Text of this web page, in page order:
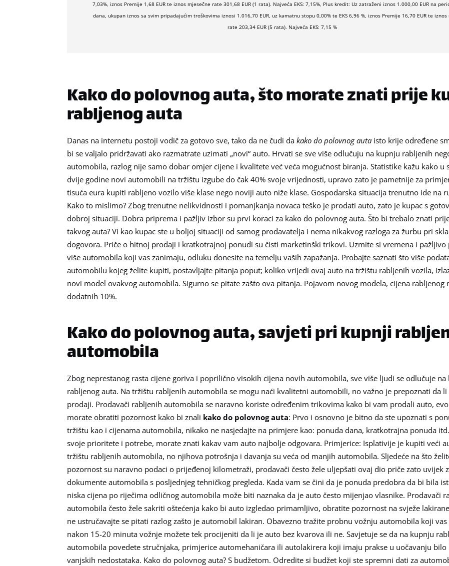
7,03%, iznos Premije 1,68 EUR te iznos mjesečne rate 301,68 EUR (1 rata). Najveća EKS: 7,15%, Plus kredit: Uz zatraženi iznos 1.000,00 EUR na
dana, ukupan iznos sa svim pripadajućim troškovima iznosi 1.016,70 EUR, uz kamatnu stopu 0,00% te EKS 6,96 %, iznos Premije 16,70 EUR te iznos
rate 203,34 EUR (5 rata). Najveća EKS: 7,15 %
Kako do polovnog auta, što morate znati prije
rabljenog auta
Danas na internetu postoji vodič za gotovo sve, tako da ne čudi dakako do polovnog auta isto krije određene
bi se valjalo pridržavati ako razmatrate uzimati „novi“ auto. Hrvati se sve više odlučuju na kupnju rabljenih
automobila, razlog nije samo dobar omjer cijene i kvalitete već veća mogućnost biranja. Statistike kažu kako u
dvije godine novi automobili na tržištu izgube do čak 40% svoje vrijednosti, upravo zato je pametnije za
tisuća eura kupiti rabljeno vozilo više klase nego noviji auto niže klase. Gospodarska situacija trenutno ide na
Kako to mislimo? Zbog trenutne nelikvidnosti i pomanjkanja novaca teško je prodati auto, zato je kupac s
dobroj situaciji. Dobra priprema i pažljiv izbor su prvi koraci za kako do polovnog auta. Što bi trebalo znati
takvog auta? Vi kao kupac ste u boljoj situaciji od samog prodavatelja i nema nikakvog razloga za žurbu pri
dogovora. Priče o hitnoj prodaji i kratkotrajnoj ponudi su čisti marketinški trikovi. Uzmite si vremena i pažljivo
više automobila koji vas zanimaju, odluku donesite na temelju vaših zapažanja. Probajte saznati što više
automobilu kojeg želite kupiti, postavljajte pitanja poput; koliko vrijedi ovaj auto na tržištu rabljenih vozila,
novi model ovakvog automobila. Sigurno se pitate zašto ova pitanja. Pojavom novog modela, cijena rabljenog
dodatnih 10%.
Kako do polovnog auta, savjeti pri kupnji
automobila
Zbog neprestanog rasta cijene goriva i poprilično visokih cijena novih automobila, sve više ljudi se odlučuje na
rabljenog auta. Na tržištu rabljenih automobila se mogu naći kvalitetni automobili, no važno je prepoznati da li
prodaji. Prodavači rabljenih automobila se naravno koriste određenim trikovima kako bi vam prodali auto,
morate obratiti pozornost kako bi znali kako do polovnog auta: Prvo i osnovno je bitno da ste upoznati s
tržištu kao i cijenama automobila, nikako ne nasjedajte na primjere kao: ponuda dana, kratkotrajna ponuda
svoje prioritete i potrebe, morate znati kakav vam auto najbolje odgovara. Primjerice: Isplativije je kupiti veći
tržištu rabljenih automobila, no njihova potrošnja i davanja su veća od manjih automobila. Sljedeće na što
pozornost su naravno podaci o prijeđenoj kilometraži, prodavači često žele uljepšati ovaj dio priče zato uvijek
dokumente automobila s posljednjeg tehničkog pregleda. Kada vam se čini da je ponuda predobra da bi bila
niska cijena po riječima odličnog automobila može biti naznaka da je auto često mijenjao vlasnike. Prodavači
automobila često žele sakriti oštećenja kako bi auto izgledao primamljivo, obratite pozornost na svježe
ne ustručavajte se pitati razlog zašto je automobil lakiran. Obavezno tražite probnu vožnju automobila koji vas
nakon 15-20 minuta vožnje možete tek procijeniti da li je auto bez kvarova ili ne. Savjetuje se da na kupnju
automobila povedete stručnjaka, primjerice automehaničara ili autolakirera koji imaju prakse u uočavanju bilo
vanjskih nedostataka. Kako do polovnog auta? S budžetom. Odredite si budžet koji ste spremni dati za